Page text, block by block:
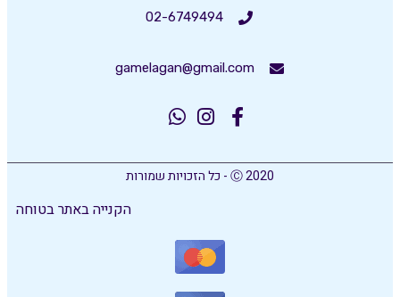
02-6749494
gamelagan@gmail.com
Ⓒ 2020 - כל הזכויות שמורות
הקנייה באתר בטוחה